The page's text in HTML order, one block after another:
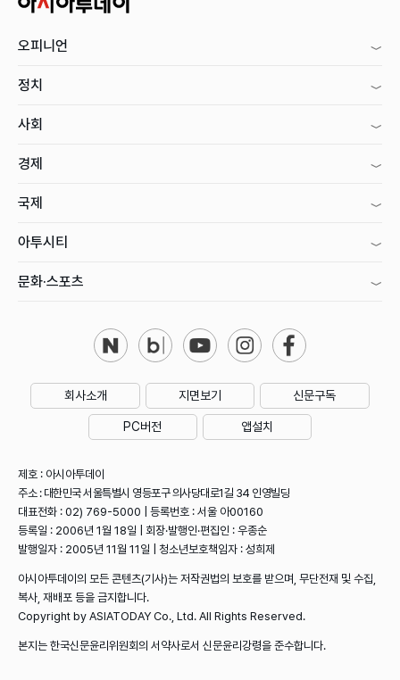
오피니언
정치
사회
경제
국제
아투시티
문화·스포츠
회사소개 지면보기 신문구독
PC버전 앱설치
제호 : 아시아투데이
주소 : 대한민국 서울특별시 영등포구 의사당대로1길 34 인영빌딩
대표전화 : 02) 769-5000 | 등록번호 : 서울 아00160
등록일 : 2006년 1월 18일 | 회장·발행인·편집인 : 우종순
발행일자 : 2005년 11월 11일 | 청소년보호책임자 : 성희제
아시아투데이의 모든 콘텐츠(기사)는 저작권법의 보호를 받으며, 무단전재 및 수집,
복사, 재배포 등을 금지합니다.
Copyright by ASIATODAY Co., Ltd. All Rights Reserved.
본지는 한국신문윤리위원회의 서약사로서 신문윤리강령을 준수합니다.